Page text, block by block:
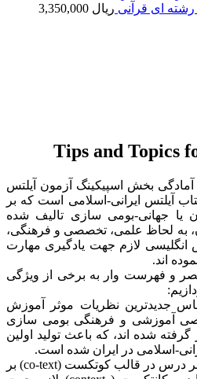
ای قرآنی ریال
Tips and Topics
آمادگی بخش اسپیکینگ آزمون آیلتس
آیلتس ایرانی-اسلامی است که بر
یا جهانی-بومی سازی تالیف شده
به لحاظ علمی، تخصصی و فرهنگی،
انگلیسی لازم جهت یادگیری مهارت
اند.
و فهرست وار به برخی از ویژگی
جدیدترین نظریات موثر آموزش
آموزشی و فرهنگی بومی سازی
شده اند، که باعث تولید اولین
اسلامی در ایران شده است.
2. تصاویر جذاب و مرتبط در هر درس در قالب کوتکست (co-text) بر